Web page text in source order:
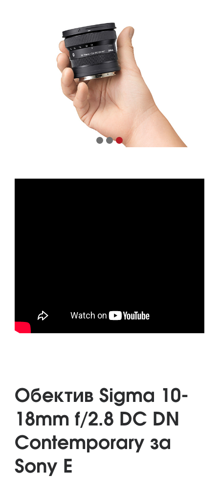
Обектив Sigma 10-
18mm f/2.8 DC DN
Contemporary за
Sony E